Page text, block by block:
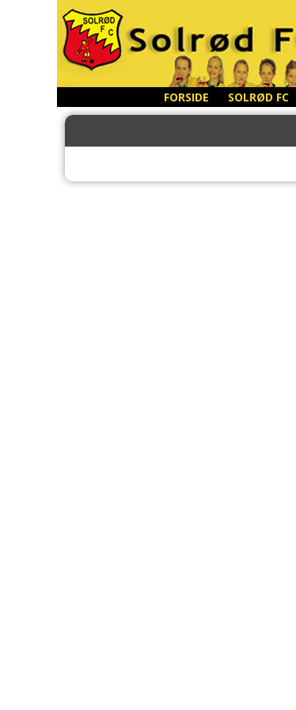
FORSIDE SOLRØD FC